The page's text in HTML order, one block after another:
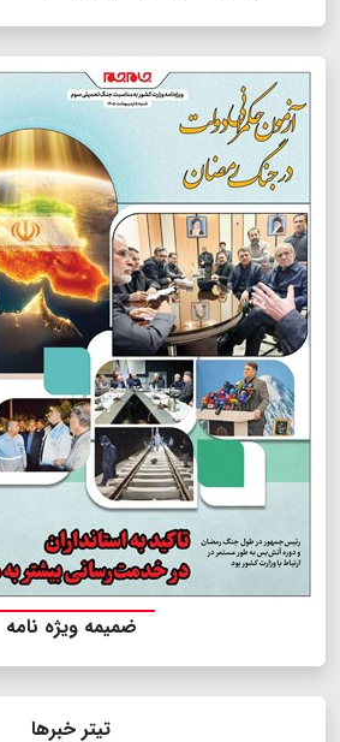
ضمیمه ویژه نامه
تیتر خبرها